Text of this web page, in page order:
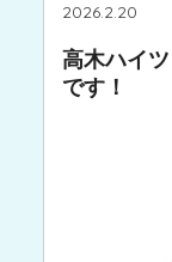
2026.2.20
高木ハイ
です！